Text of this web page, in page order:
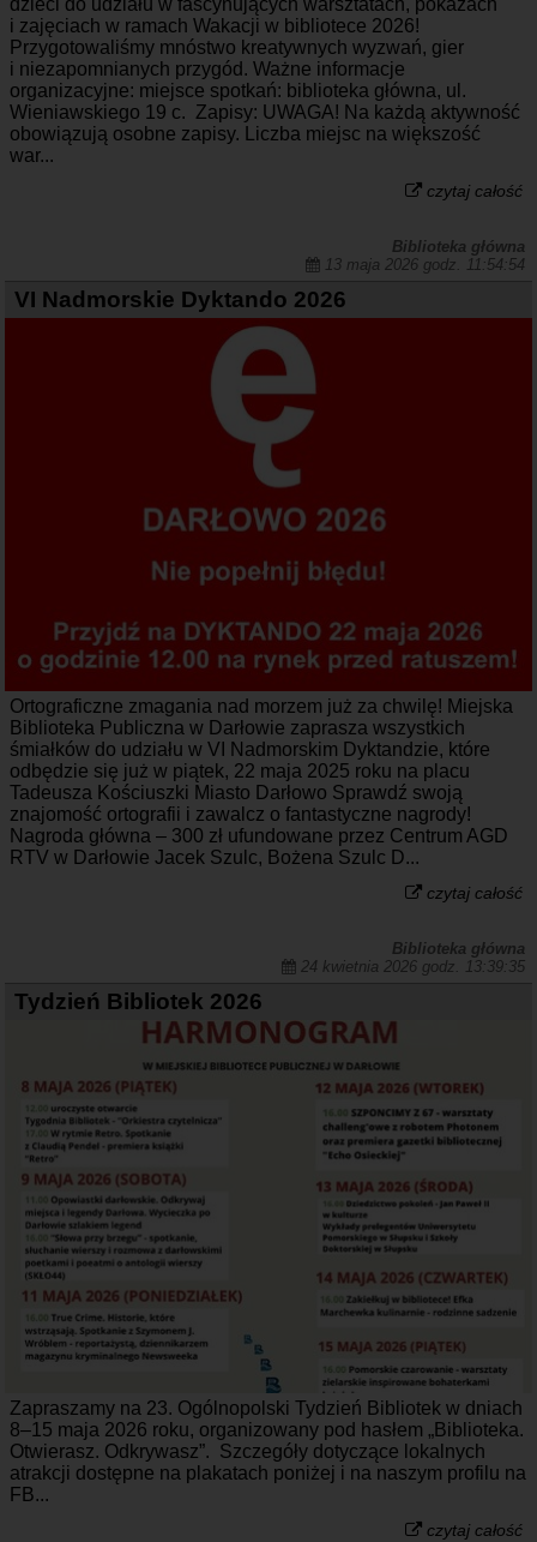
dzieci do udziału w fascynujących warsztatach, pokazach
i zajęciach w ramach Wakacji w bibliotece 2026!
Przygotowaliśmy mnóstwo kreatywnych wyzwań, gier
i niezapomnianych przygód. Ważne informacje
organizacyjne: miejsce spotkań: biblioteka główna, ul.
Wieniawskiego 19 c. Zapisy: UWAGA! Na każdą aktywność
obowiązują osobne zapisy. Liczba miejsc na większość
war...
czytaj całość
Biblioteka główna
13 maja 2026 godz. 11:54:54
VI Nadmorskie Dyktando 2026
Ortograficzne zmagania nad morzem już za chwilę! Miejska
Biblioteka Publiczna w Darłowie zaprasza wszystkich
śmiałków do udziału w VI Nadmorskim Dyktandzie, które
odbędzie się już w piątek, 22 maja 2025 roku na placu
Tadeusza Kościuszki Miasto Darłowo Sprawdź swoją
znajomość ortografii i zawalcz o fantastyczne nagrody!
Nagroda główna – 300 zł ufundowane przez Centrum AGD
RTV w Darłowie Jacek Szulc, Bożena Szulc D...
czytaj całość
Biblioteka główna
24 kwietnia 2026 godz. 13:39:35
Tydzień Bibliotek 2026
Zapraszamy na 23. Ogólnopolski Tydzień Bibliotek w dniach
8–15 maja 2026 roku, organizowany pod hasłem „Biblioteka.
Otwierasz. Odkrywasz”. Szczegóły dotyczące lokalnych
atrakcji dostępne na plakatach poniżej i na naszym profilu na
FB...
czytaj całość